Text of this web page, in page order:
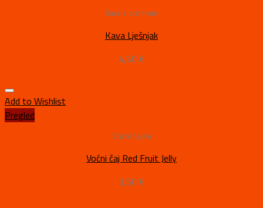
Kave s aromom
Kava Lješnjak
4,50 €
Add to Wishlist
Pregled
Voćni čajevi
Voćni čaj Red Fruit Jelly
3,50 €